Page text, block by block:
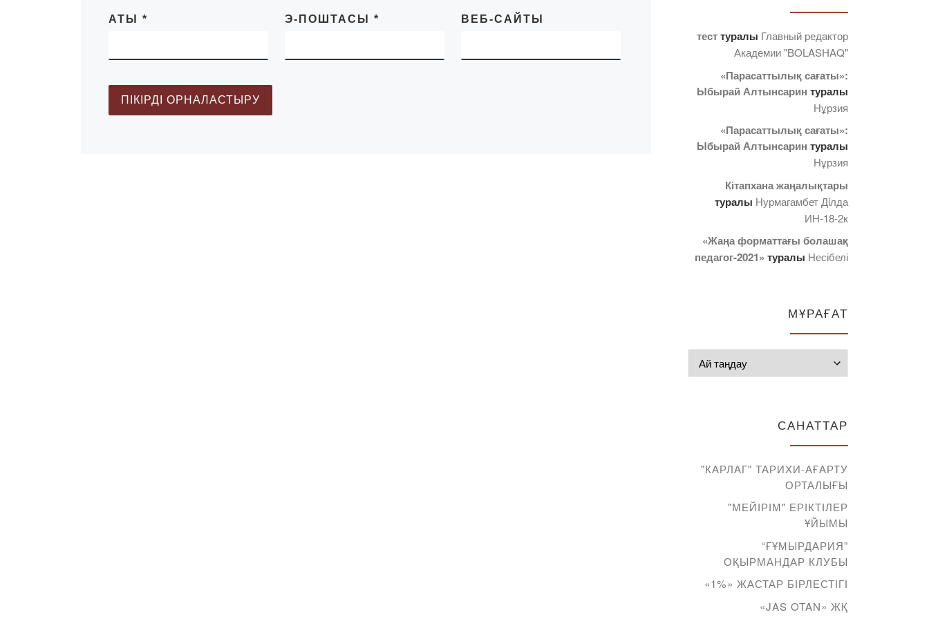
АТЫ * Э-ПОШТАСЫ * ВЕБ-САЙТЫ
тесттуралы Главный редактор
Академии "BOLASHAQ"
«Парасаттылық сағаты»:
Ыбырай Алтынсарин туралы
Нұрзия
«Парасаттылық сағаты»:
Ыбырай Алтынсарин туралы
Нұрзия
Кітапхана жаңалықтары
туралы Нурмагамбет Дiлда
ИН-18-2к
«Жаңа форматтағы болашақ
педагог-2021» туралы Несібелі
МҰРАҒАТ
САНАТТАР
"КАРЛАГ" ТАРИХИ-АҒАРТУ
ОРТАЛЫҒЫ
"МЕЙІРІМ" ЕРІКТІЛЕР
ҰЙЫМЫ
“ҒҰМЫРДАРИЯ”
ОҚЫРМАНДАР КЛУБЫ
«1%» ЖАСТАР БІРЛЕСТІГІ
«JAS OTAN» ЖҚ